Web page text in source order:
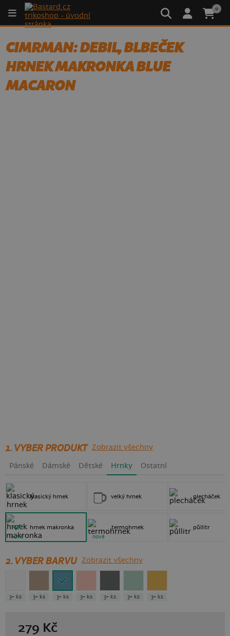
0
CIMRMAN: DEBIL, BLBEČEK
HRNEK MAKRONKA BLUE
MACARON
1. VYBER PRODUKT Zobrazit všechny
Pánské Dámské Dětské Hrnky Ostatní
klasický hrnek
hrnek makronka
nové
velký hrnek
termohrnek
nové
plecháček
půllitr
2. VYBER BARVU Zobrazit všechny
3+ ks 3+ ks 3+ ks 3+ ks 3+ ks 3+ ks 3+ ks
279 Kč